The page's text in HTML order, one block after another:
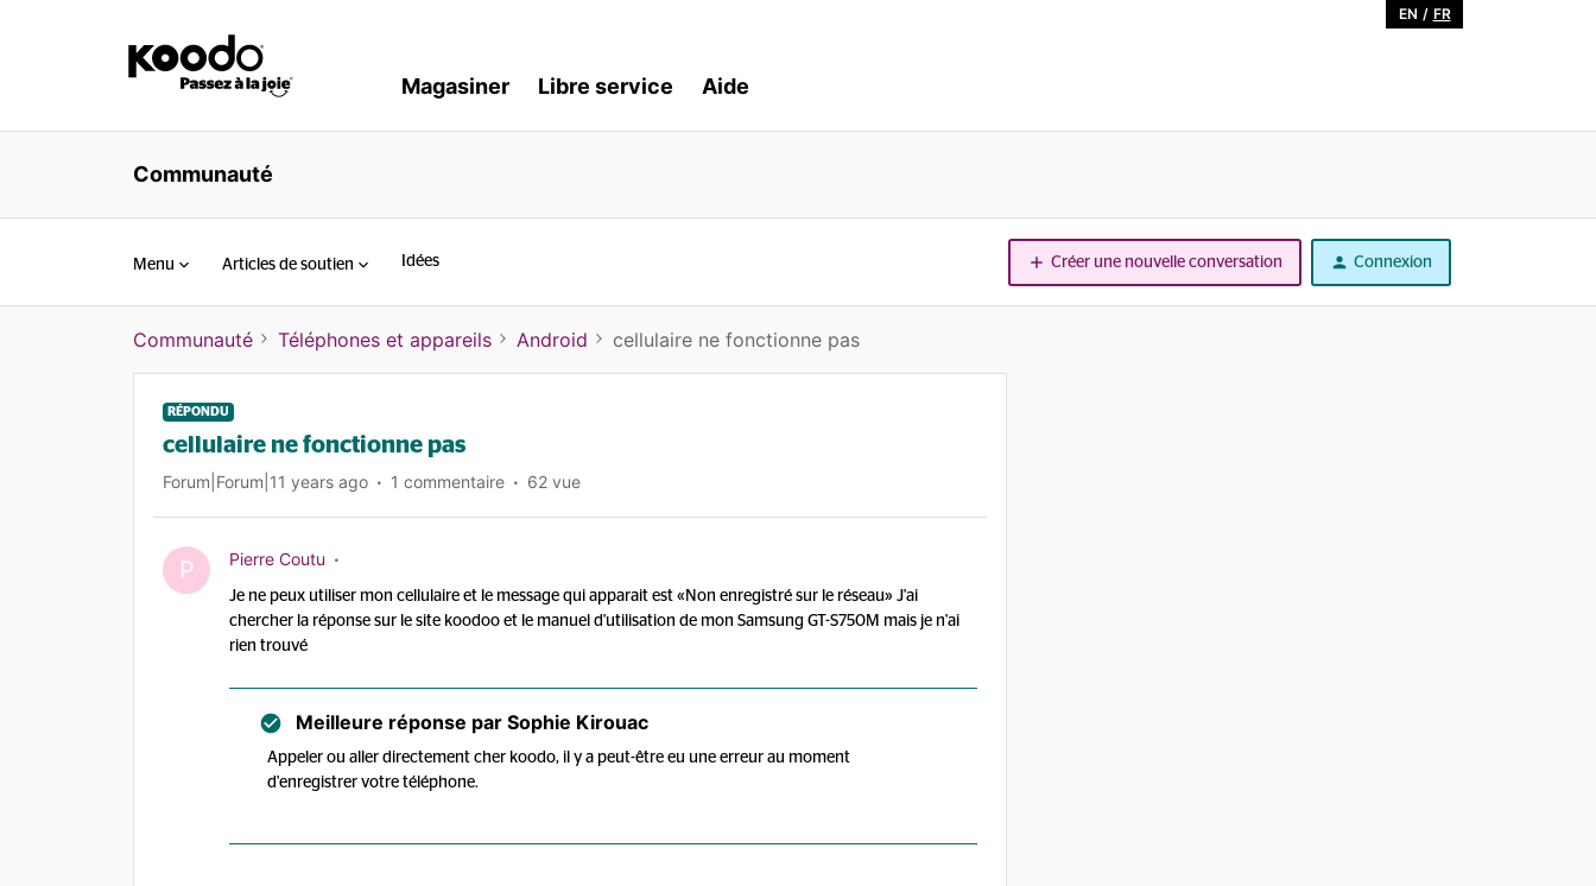
EN / FR
Magasiner Libre service Aide
Communauté
Menu Articles de soutien Idées Créer une nouvelle conversation Connexion
Communauté Téléphones et appareils Android cellulaire ne fonctionne pas
RÉPONDU
cellulaire ne fonctionne pas
Forum|Forum|11 years ago 1 commentaire 62 vue
P Pierre Coutu
Je ne peux utiliser mon cellulaire et le message qui apparait est «Non enregistré sur le réseau» J'ai
chercher la réponse sur le site koodoo et le manuel d'utilisation de mon Samsung GT-S750M mais je n'ai
rien trouvé
Meilleure réponse par Sophie Kirouac
Appeler ou aller directement cher koodo, il y a peut-être eu une erreur au moment
d'enregistrer votre téléphone.